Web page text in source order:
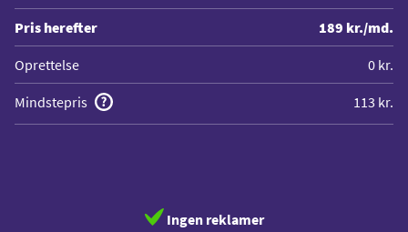
Pris herefter 189 kr./md.
Oprettelse 0 kr.
Mindstepris 113 kr.
Ingen reklamer